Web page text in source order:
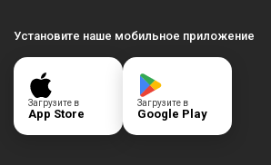
Установите наше мобильное приложение
Загрузите в
App Store
Загрузите в
Google Play